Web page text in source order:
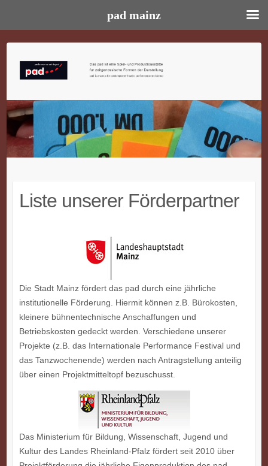
content
Liste unserer Förderpartner
Die Stadt Mainz fördert das pad durch eine jährliche
institutionelle Förderung. Hiermit können z.B. Bürokosten,
kleinere bühnentechnische Anschaffungen und
Betriebskosten gedeckt werden. Verschiedene unserer
Projekte (z.B. das Internationale Performance Festival und
das Tanzwochenende) werden nach Antragstellung anteilig
über einen Projektmitteltopf bezuschusst.
Das Ministerium für Bildung, Wissenschaft, Jugend und
Kultur des Landes Rheinland-Pfalz fördert seit 2010 über
pad mainz